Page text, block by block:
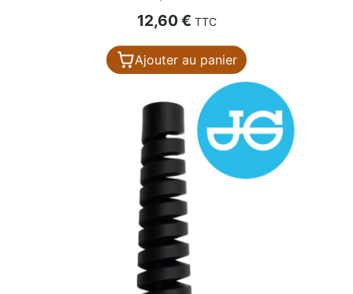
Prix
12,60 € TTC
Ajouter au panier